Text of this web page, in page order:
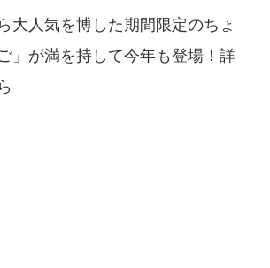
大人気を博した期間限定のちょ
」が満を持して今年も登場！詳